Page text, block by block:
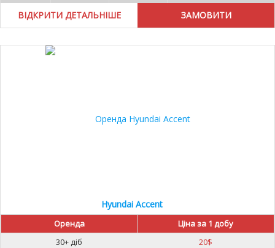
ВІДКРИТИ ДЕТАЛЬНІШЕ
Hyundai Accent
Оренда
Ціна за 1 добу
30+ діб
20$